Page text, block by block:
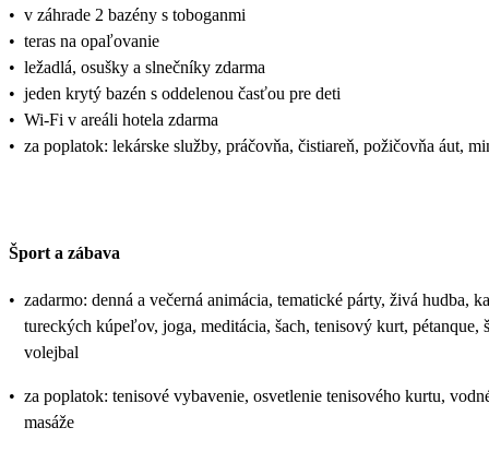
• v záhrade 2 bazény s toboganmi
• teras na opaľovanie
• ležadlá, osušky a slnečníky zdarma
• jeden krytý bazén s oddelenou časťou pre deti
• Wi-Fi v areáli hotela zdarma
• za poplatok: lekárske služby, práčovňa, čistiareň, požičovňa áut,
Šport a zábava
• zadarmo: denná a večerná animácia, tematické párty, živá hudba,
tureckých kúpeľov, joga, meditácia, šach, tenisový kurt, pétanque,
volejbal
• za poplatok: tenisové vybavenie, osvetlenie tenisového kurtu,
masáže